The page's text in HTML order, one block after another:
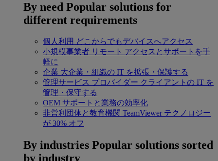
By need Popular solutions for
different requirements
個人利用 どこからでもデバイスへアクセス
小規模事業者 リモート アクセスとサポートを手
軽に
企業 大企業・組織の IT を拡張・保護する
管理サービス プロバイダー クライアントの IT を
管理・保守する
OEM サポートと業務の効率化
非営利団体と教育機関 TeamViewer テクノロジー
が 30% オフ
By industries Popular solutions sorted
by industry